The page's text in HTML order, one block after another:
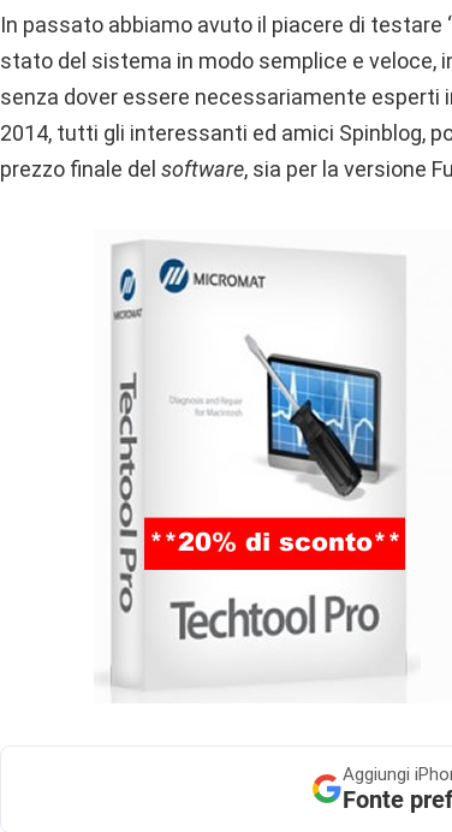
In passato abbiamo avuto il piacere di testare
stato del sistema in modo semplice e veloce,
senza dover essere necessariamente esperti
2014, tutti gli interessanti ed amici Spinblog,
prezzo finale del software, sia per la versione
Aggiungi
Fonte